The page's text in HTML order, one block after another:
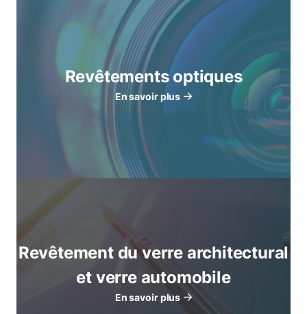
Revêtements optiques
En savoir plus
Revêtement du verre architectural
et verre automobile
En savoir plus